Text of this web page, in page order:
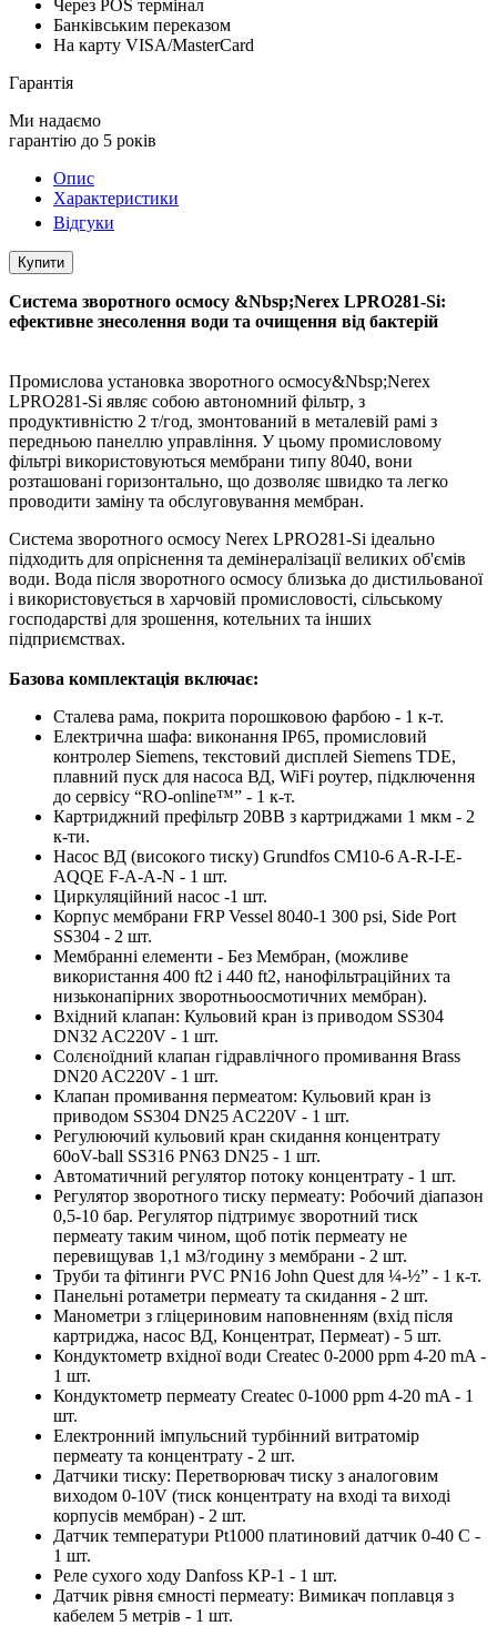
Через POS термінал
Банківським переказом
На карту VISA/MasterCard
Гарантія
Ми надаємо
гарантію до 5 років
Опис
Характеристики
Відгуки
Купити
Система зворотного осмосу &Nbsp;Nerex LPRO281-Si:
ефективне знесолення води та очищення від бактерій
Промислова установка зворотного осмосу&Nbsp;Nerex
LPRO281-Si являє собою автономний фільтр, з
продуктивністю 2 т/год, змонтований в металевій рамі з
передньою панеллю управління. У цьому промисловому
фільтрі використовуються мембрани типу 8040, вони
розташовані горизонтально, що дозволяє швидко та легко
проводити заміну та обслуговування мембран.
Система зворотного осмосу Nerex LPRO281-Si ідеально
підходить для опріснення та демінералізації великих об'ємів
води. Вода після зворотного осмосу близька до дистильованої
і використовується в харчовій промисловості, сільському
господарстві для зрошення, котельних та інших
підприємствах.
Базова комплектація включає:
Сталева рама, покрита порошковою фарбою - 1 к-т.
Електрична шафа: виконання IP65, промисловий
контролер Siemens, текстовий дисплей Siemens TDE,
плавний пуск для насоса ВД, WiFi роутер, підключення
до сервісу “RO-online™” - 1 к-т.
Картриджний префільтр 20ВВ з картриджами 1 мкм - 2
к-ти.
Насос ВД (високого тиску) Grundfos CM10-6 A-R-I-E-
AQQE F-A-A-N - 1 шт.
Циркуляційний насос -1 шт.
Корпус мембрани FRP Vessel 8040-1 300 psi, Side Port
SS304 - 2 шт.
Мембранні елементи - Без Мембран, (можливе
використання 400 ft2 і 440 ft2, нанофільтраційних та
низьконапірних зворотньоосмотичних мембран).
Вхідний клапан: Кульовий кран із приводом SS304
DN32 AC220V - 1 шт.
Солєноїдний клапан гідравлічного промивання Brass
DN20 AC220V - 1 шт.
Клапан промивання пермеатом: Кульовий кран із
приводом SS304 DN25 AC220V - 1 шт.
Регулюючий кульовий кран скидання концентрату
60oV-ball SS316 PN63 DN25 - 1 шт.
Автоматичний регулятор потоку концентрату - 1 шт.
Регулятор зворотного тиску пермеату: Робочий діапазон
0,5-10 бар. Регулятор підтримує зворотний тиск
пермеату таким чином, щоб потік пермеату не
перевищував 1,1 м3/годину з мембрани - 2 шт.
Труби та фітинги PVC PN16 John Quest для ¼-½” - 1 к-т.
Панельні ротаметри пермеату та скидання - 2 шт.
Манометри з гліцериновим наповненням (вхід після
картриджа, насос ВД, Концентрат, Пермеат) - 5 шт.
Кондуктометр вхідної води Createc 0-2000 ppm 4-20 mA -
1 шт.
Кондуктометр пермеату Createc 0-1000 ppm 4-20 mA - 1
шт.
Електронний імпульсний турбінний витратомір
пермеату та концентрату - 2 шт.
Датчики тиску: Перетворювач тиску з аналоговим
виходом 0-10V (тиск концентрату на вході та виході
корпусів мембран) - 2 шт.
Датчик температури Pt1000 платиновий датчик 0-40 C -
1 шт.
Реле сухого ходу Danfoss KP-1 - 1 шт.
Датчик рівня ємності пермеату: Вимикач поплавця з
кабелем 5 метрів - 1 шт.